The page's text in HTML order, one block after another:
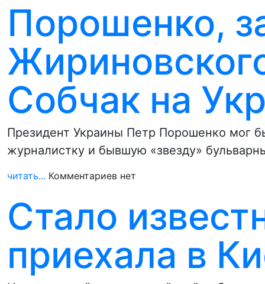
Порошенко,
Собчак на
Президент Украины Петр Порошенко мог
журналистку и бывшую «звезду»
читать... Комментариев нет
Стало
приехала в